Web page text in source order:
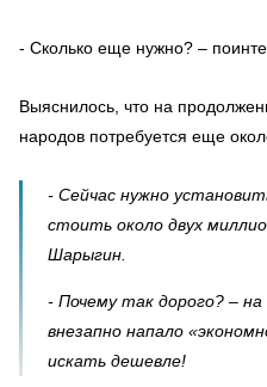
- Сколько еще нужно? –
Выяснилось, что на
народов потребуется еще
- Сейчас нужно
стоить около двух
Шарыгин.
- Почему так дорого? – на
внезапно напало
искать дешевле!